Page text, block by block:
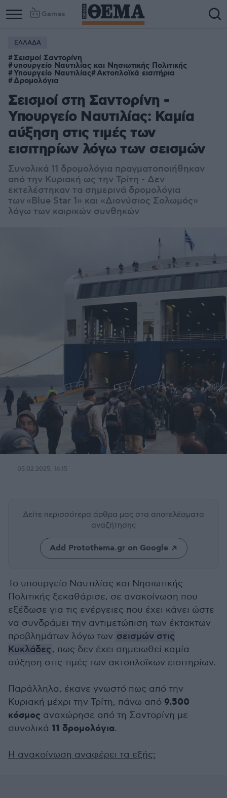
Games
ΕΛΛΑΔΑ
Σεισμοί Σαντορίνη
υπουργείο Ναυτιλίας και Νησιωτικής Πολιτικής
Υπουργείο Ναυτιλίας Ακτοπλοϊκά εισιτήρια
Δρομολόγια
Σεισμοί στη Σαντορίνη -
Υπουργείο Ναυτιλίας: Καμία
αύξηση στις τιμές των
εισιτηρίων λόγω των σεισμών
Συνολικά 11 δρομολόγια πραγματοποιήθηκαν
από την Κυριακή ως την Τρίτη - Δεν
εκτελέστηκαν τα σημερινά δρομολόγια
των«Blue Star 1» και «Διονύσιος Σολωμός»
λόγω των καιρικών συνθηκών
05.02.2025, 16:15
Δείτε περισσότερα άρθρα μας στα αποτελέσματα
αναζήτησης
Add Protothema.gr on Google
Το υπουργείο Ναυτιλίας και Νησιωτικής
Πολιτικής ξεκαθάρισε, σε ανακοίνωση που
εξέδωσε για τις ενέργειες που έχει κάνει ώστε
να συνδράμει την αντιμετώπιση των έκτακτων
προβλημάτων λόγω των σεισμών στις
Κυκλάδες, πως δεν έχει σημειωθεί καμία
αύξηση στις τιμές των ακτοπλοϊκων εισιτηρίων.
Παράλληλα, έκανε γνωστό πως από την
Κυριακή μέχρι την Τρίτη, πάνω από 9.500
κόσμος αναχώρησε από τη Σαντορίνη με
συνολικά 11 δρομολόγια.
Η ανακοίνωση αναφέρει τα εξής: